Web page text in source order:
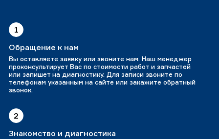
1
Обращение к нам
Вы оставляете заявку или звоните нам. Наш менеджер
проконсультирует Вас по стоимости работ и запчастей
или запишет на диагностику. Для записи звоните по
телефонам указанным на сайте или закажите обратный
звонок.
2
Знакомство и диагностика